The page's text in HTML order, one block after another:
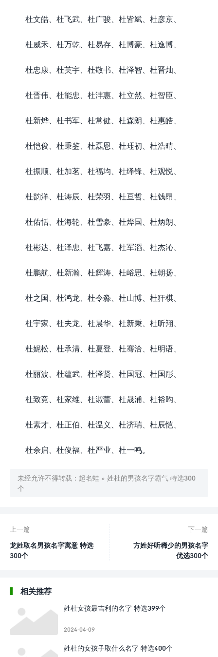
杜文皓、杜飞武、杜广骏、杜皆斌、杜彦京、
杜威禾、杜万乾、杜易存、杜博豪、杜逸博、
杜忠康、杜英宇、杜敬书、杜泽智、杜晋灿、
杜晋伟、杜能忠、杜沣惠、杜立然、杜智臣、
杜新烨、杜书军、杜常健、杜森朗、杜惠皓、
杜恺俊、杜秉鉴、杜磊恩、杜珏初、杜浩晴、
杜振顺、杜加茗、杜福均、杜绎锋、杜观悦、
杜韵洋、杜涛辰、杜荣羽、杜亘哲、杜钱昂、
杜佑恬、杜海轮、杜雪豪、杜烨国、杜炳朗、
杜彬达、杜泽忠、杜飞嘉、杜军滔、杜杰沁、
杜鹏航、杜新瀚、杜辉涛、杜峪思、杜朝扬、
杜之国、杜鸿龙、杜令淼、杜山博、杜犴棋、
杜宇家、杜夫龙、杜晨华、杜新秉、杜昕翔、
杜妮松、杜承清、杜夏登、杜骞洽、杜明语、
杜丽波、杜蕴武、杜泽贤、杜国冠、杜国彤、
杜致竞、杜家维、杜淑蕾、杜晟浦、杜裕昀、
杜素才、杜正伯、杜温义、杜济瑞、杜辰恺、
杜余启、杜俊福、杜严业、杜一鸣。
未经允许不得转载： 起名蛙 » 姓杜的男孩名字霸气 特选300
个
上一篇
龙姓取名男孩名字寓意 特选
300个
下一篇
方姓好听稀少的男孩名字
优选300个
相关推荐
姓杜女孩最吉利的名字 特选399个
2024-04-09
姓杜的女孩子取什么名字 特选400个